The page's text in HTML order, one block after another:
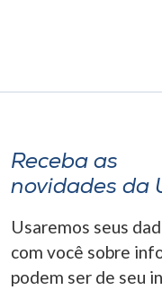
Receba as
novidades da
Usaremos seus
com você sobre
podem ser de seu